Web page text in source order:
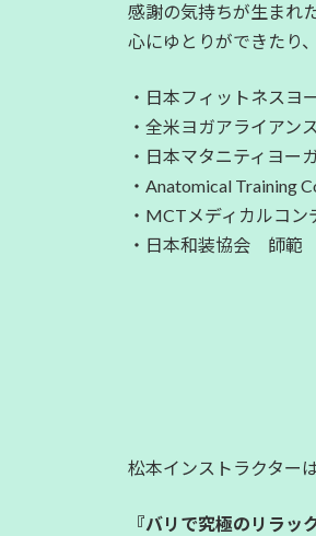
感謝の気持ちが生まれた
心にゆとりができたり
・日本フィットネスヨ
・全米ヨガアライアン
・日本マタニティヨ
・Anatomical Training
・MCTメディカルコ
・日本和装協会 師範
松本インストラクター
『バリで究極のリラッ